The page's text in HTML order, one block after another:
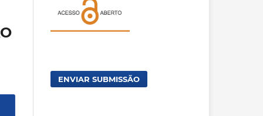
ENVIAR SUBMISSÃO